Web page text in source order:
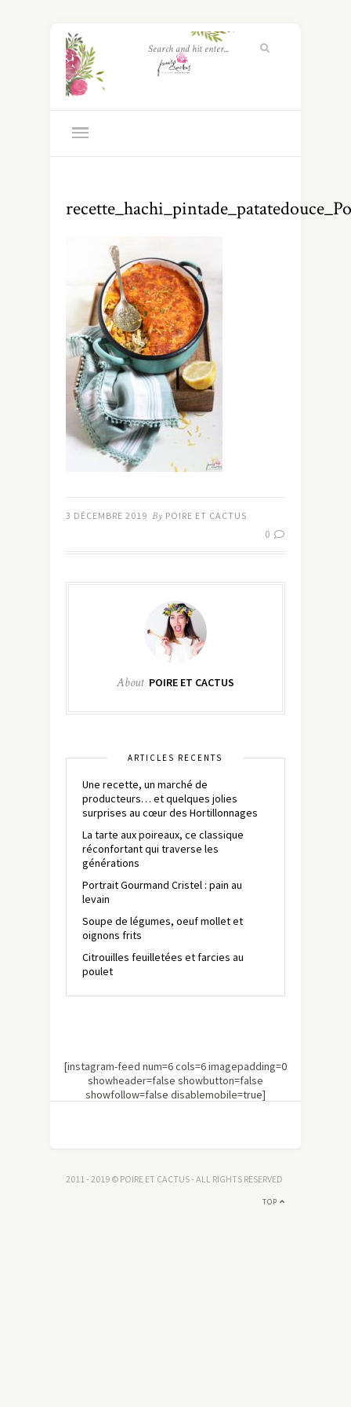
3 DÉCEMBRE 2019 By POIRE ET CACTUS
0
About POIRE ET CACTUS
ARTICLES RÉCENTS
Une recette, un marché de
producteurs… et quelques jolies
surprises au cœur des Hortillonnages
La tarte aux poireaux, ce classique
réconfortant qui traverse les
générations
Portrait Gourmand Cristel : pain au
levain
Soupe de légumes, oeuf mollet et
oignons frits
Citrouilles feuilletées et farcies au
poulet
[instagram-feed num=6 cols=6 imagepadding=0
showheader=false showbutton=false
showfollow=false disablemobile=true]
2011 - 2019 © POIRE ET CACTUS - ALL RIGHTS RESERVED
TOP